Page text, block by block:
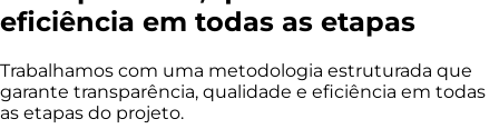
eficiência em todas as etapas
Trabalhamos com uma metodologia estruturada que
garante transparência, qualidade e eficiência em todas
as etapas do projeto.